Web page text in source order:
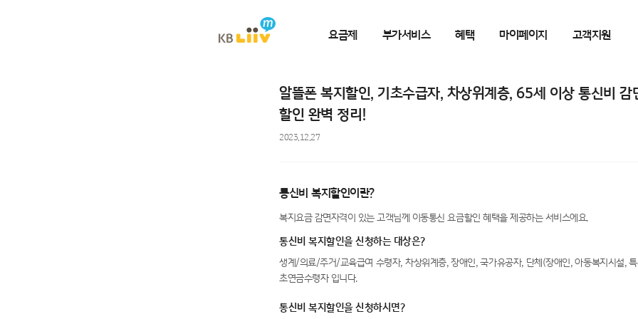
요금제 부가서비스 혜택 마이페이지 고객지원
알뜰폰 복지할인, 기초수급자, 차상위계층, 65세 이상 통신비 감
할인 완벽 정리!
2023.12.27
통신비 복지할인이란?
복지요금 감면자격이 있는 고객님께 이동통신 요금할인 혜택을 제공하는 서비스에요.
통신비 복지할인을 신청하는 대상은?
생계/의료/주거/교육급여 수령자, 차상위계층, 장애인, 국가유공자, 단체(장애인, 아동복지시설,
초연금수령자 입니다.
통신비 복지할인을 신청하시면?